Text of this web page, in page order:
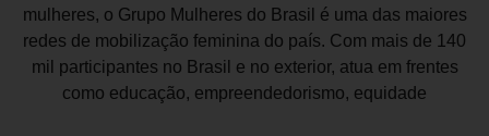
mulheres, o Grupo Mulheres do Brasil é uma das maiores
redes de mobilização feminina do país. Com mais de 140
mil participantes no Brasil e no exterior, atua em frentes
como educação, empreendedorismo, equidade